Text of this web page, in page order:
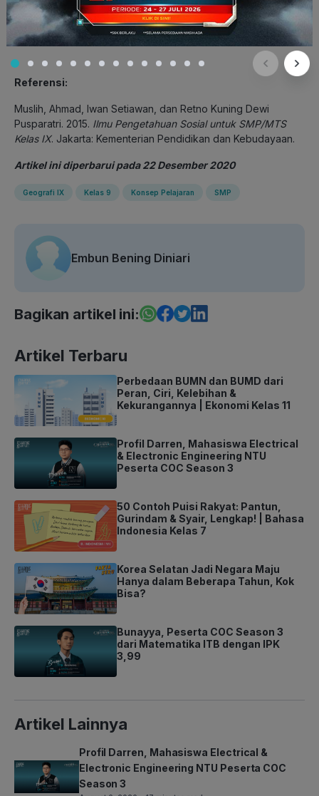
Referensi:
Muslih, Ahmad, Iwan Setiawan, dan Retno Kuning Dewi
Pusparatri. 2015. Ilmu Pengetahuan Sosial untuk SMP/MTS
Kelas IX. Jakarta: Kementerian Pendidikan dan Kebudayaan.
Artikel ini diperbarui pada 22 Desember 2020
Geografi IX Kelas 9 Konsep Pelajaran SMP
Embun Bening Diniari
Bagikan artikel ini:
Artikel Terbaru
Perbedaan BUMN dan BUMD dari
Peran, Ciri, Kelebihan &
Kekurangannya | Ekonomi Kelas 11
Profil Darren, Mahasiswa Electrical
& Electronic Engineering NTU
Peserta COC Season 3
50 Contoh Puisi Rakyat: Pantun,
Gurindam & Syair, Lengkap! | Bahasa
Indonesia Kelas 7
Korea Selatan Jadi Negara Maju
Hanya dalam Beberapa Tahun, Kok
Bisa?
Bunayya, Peserta COC Season 3
dari Matematika ITB dengan IPK
3,99
Artikel Lainnya
Profil Darren, Mahasiswa Electrical &
Electronic Engineering NTU Peserta COC
Season 3